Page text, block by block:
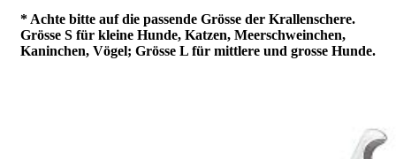
* Achte bitte auf die passende Grösse der Krallenschere.
Grösse S für kleine Hunde, Katzen, Meerschweinchen,
Kaninchen, Vögel; Grösse L für mittlere und grosse Hunde.